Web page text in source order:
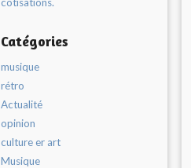
Catégories
musique
rétro
Actualité
opinion
culture er art
Musique